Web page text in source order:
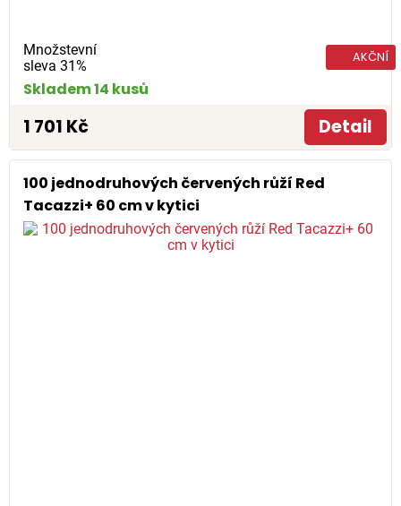
Množstevní
sleva 31%
AKČNÍ
Skladem 14 kusů
1 701 Kč Detail
100 jednodruhových červených růží Red
Tacazzi+ 60 cm v kytici